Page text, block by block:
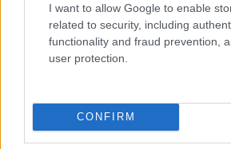
I want to allow Google to enable
related to security, including
functionality and fraud prevention,
user protection.
CONFIRM